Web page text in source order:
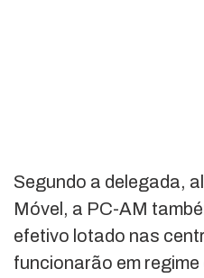
Segundo a delegada,
Móvel, a PC-AM
efetivo lotado nas
funcionarão em